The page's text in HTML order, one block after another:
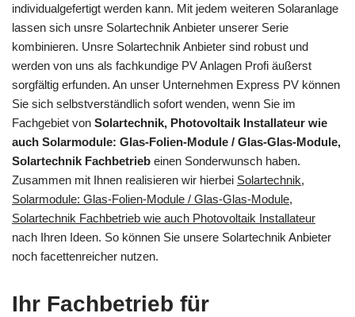
individualgefertigt werden kann. Mit jedem weiteren Solaranlage
lassen sich unsre Solartechnik Anbieter unserer Serie
kombinieren. Unsre Solartechnik Anbieter sind robust und
werden von uns als fachkundige PV Anlagen Profi äußerst
sorgfältig erfunden. An unser Unternehmen Express PV können
Sie sich selbstverständlich sofort wenden, wenn Sie im
Fachgebiet von Solartechnik, Photovoltaik Installateur wie
auch Solarmodule: Glas-Folien-Module / Glas-Glas-Module,
Solartechnik Fachbetrieb einen Sonderwunsch haben.
Zusammen mit Ihnen realisieren wir hierbei Solartechnik,
Solarmodule: Glas-Folien-Module / Glas-Glas-Module,
Solartechnik Fachbetrieb wie auch Photovoltaik Installateur
nach Ihren Ideen. So können Sie unsere Solartechnik Anbieter
noch facettenreicher nutzen.
Ihr Fachbetrieb für